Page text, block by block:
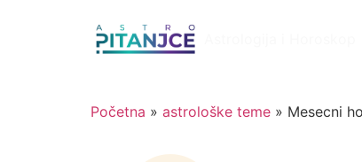
Početna » astrološke teme » Mesecni